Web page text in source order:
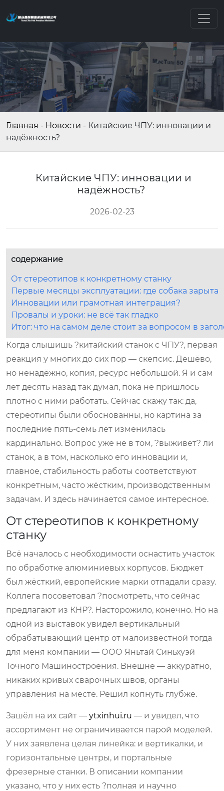
Главная - Новости - Китайские ЧПУ: инновации и
надёжность?
Китайские ЧПУ: инновации и
надёжность?
2026-02-23
содержание
От стереотипов к конкретному станку
Первые месяцы эксплуатации: где собака зарыта
Инновации или грамотная интеграция?
Провалы и уроки: не всё так гладко
Итог: что на самом деле стоит за вопросом в
Когда слышишь ?китайский станок с ЧПУ?, первая
реакция у многих до сих пор — скепсис. Дешёво,
но ненадёжно, копия, ресурс небольшой. Я и сам
лет десять назад так думал, пока не пришлось
плотно с ними работать. Сейчас скажу так: да,
стереотипы были обоснованны, но картина за
последние пять-семь лет изменилась
кардинально. Вопрос уже не в том, ?выживет? ли
станок, а в том, насколько его инновации и,
главное, стабильность работы соответствуют
конкретным, часто жёстким, производственным
задачам. И здесь начинается самое интересное.
От стереотипов к конкретному
станку
Всё началось с необходимости оснастить участок
по обработке алюминиевых корпусов. Бюджет
был жёсткий, европейские марки отпадали сразу.
Коллега посоветовал ?посмотреть, что сейчас
предлагают из КНР?. Насторожило, конечно. Но на
одной из выставок увидел вертикальный
обрабатывающий центр от малоизвестной тогда
для меня компании — ООО Яньтай Синьхуэй
Точного Машиностроения. Внешне — аккуратно,
никаких кривых сварочных швов, органы
управления на месте. Решил копнуть глубже.
Зашёл на их сайт — ytxinhui.ru — и увидел, что
ассортимент не ограничивается парой моделей.
У них заявлена целая линейка: и вертикалки, и
горизонтальные центры, и портальные
фрезерные станки. В описании компании
указано, что у них есть ?полная и научно